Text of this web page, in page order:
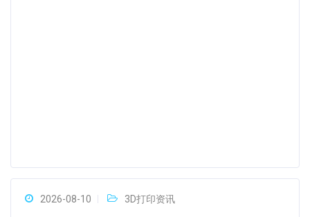
2026-08-10 3D打印资讯